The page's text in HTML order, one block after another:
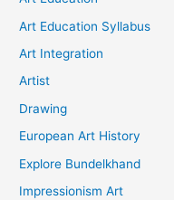
Art Education Syllabus
Art Integration
Artist
Drawing
European Art History
Explore Bundelkhand
Impressionism Art